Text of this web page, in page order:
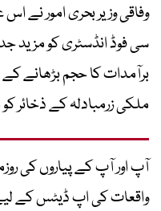
وفاقی وزیر بحری امور نے
سی فوڈ انڈسٹری کو مزید
برآمدات کا حجم بڑھانے
ملکی زرمبادلہ کے ذخائر
آپ اور آپ کے پیاروں کی
واقعات کی اپ ڈیٹس کے لیے